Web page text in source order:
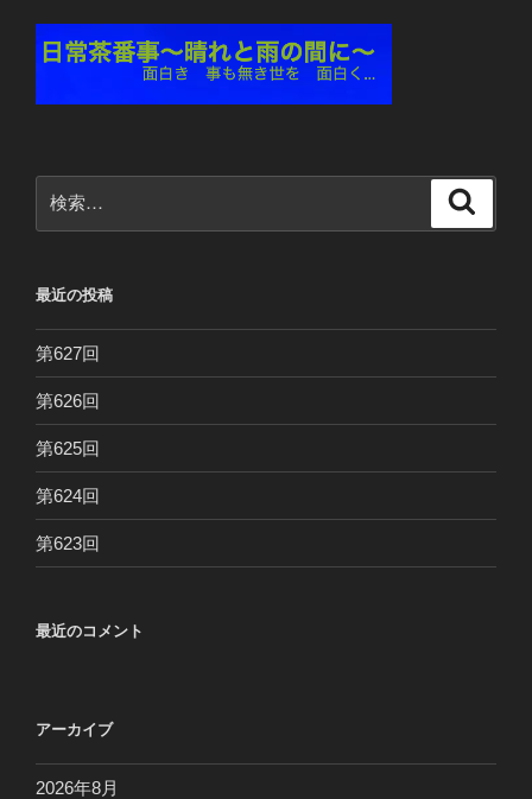
索:
最近の投稿
第627回
第626回
第625回
第624回
第623回
最近のコメント
アーカイブ
2026年8月